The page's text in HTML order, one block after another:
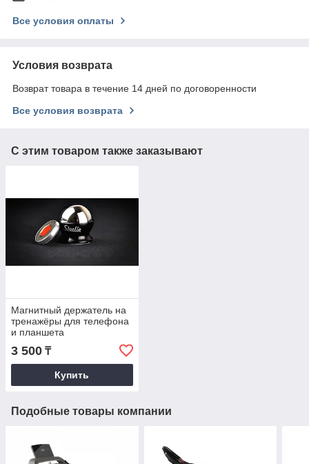
Все условия оплаты
Условия возврата
Возврат товара в течение 14 дней по договоренности
Все условия возврата
С этим товаром также заказывают
Магнитный держатель на
тренажёры для телефона
и планшета
3 500 ₸
Купить
Подобные товары компании